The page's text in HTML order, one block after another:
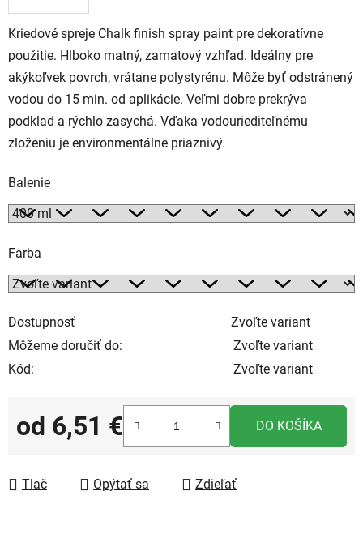
Kriedové spreje Chalk finish spray paint pre dekoratívne
použitie. Hlboko matný, zamatový vzhľad. Ideálny pre
akýkoľvek povrch, vrátane polystyrénu. Môže byť odstránený
vodou do 15 min. od aplikácie. Veľmi dobre prekrýva
podklad a rýchlo zasychá. Vďaka vodouriediteľnému
zloženiu je environmentálne priaznivý.
Balenie
Farba
Dostupnosť
Zvoľte variant
Môžeme doručiť do:
Zvoľte variant
Kód:
Zvoľte variant
od 6,51 € DO KOŠÍKA
Tlač Opýtať sa Zdieľať